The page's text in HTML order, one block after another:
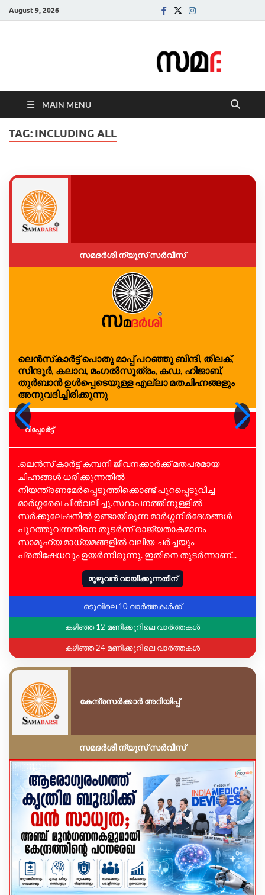
August 9, 2026
MAIN MENU
TAG: INCLUDING ALL
സമദർശി ന്യൂസ് സർവീസ്
ലെൻസ്‌കാർട്ട് പൊതു മാപ്പ് പറഞ്ഞു ബിന്ദി, തിലക്,
സിന്ദൂർ, കലാവ, മംഗൽസൂത്രം, കഡ, ഹിജാബ്,
തുർബാൻ ഉൾപ്പെടെയുള്ള എല്ലാ മതചിഹ്നങ്ങളും
അനുവദിച്ചിരിക്കുന്നു
റിപ്പോര്‍ട്ട്
.ലെൻസ് കാർട്ട് കമ്പനി ജീവനക്കാർക്ക് മതപരമായ
ചിഹ്നങ്ങൾ ധരിക്കുന്നതിൽ
നിയന്ത്രണമേർപ്പെടുത്തിക്കൊണ്ട് പുറപ്പെടുവിച്ച
മാർഗ്ഗരേഖ പിൻവലിച്ചു.സ്ഥാപനത്തിനുള്ളിൽ
സർക്കുലേഷനിൽ ഉണ്ടായിരുന്ന മാർഗ്ഗനിർദേശങ്ങൾ
പുറത്തുവന്നതിനെ തുടർന്ന് രാജ്യതാകമാനം
സാമൂഹ്യ മാധ്യമങ്ങളിൽ വലിയ ചർച്ചയും
പ്രതിഷേധവും ഉയർന്നിരുന്നു. ഇതിനെ തുടർന്നാണ്...
മുഴുവൻ വായിക്കുന്നതിന്
ഒടുവിലെ 10 വാർത്തകൾക്ക്
കഴിഞ്ഞ 12 മണിക്കൂറിലെ വാർത്തകൾ
കഴിഞ്ഞ 24 മണിക്കൂറിലെ വാർത്തകൾ
കേന്ദ്രസർക്കാർ അറിയിപ്പ്
സമദർശി ന്യൂസ് സർവീസ്